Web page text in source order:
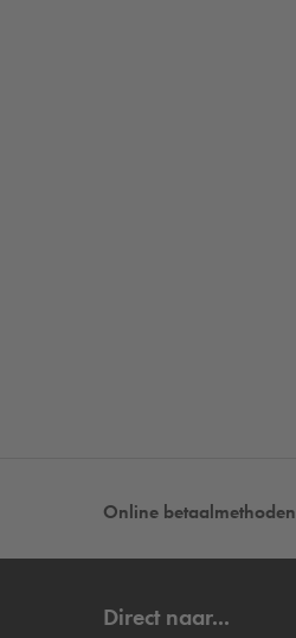
Online betaalmethoden
Direct naar...